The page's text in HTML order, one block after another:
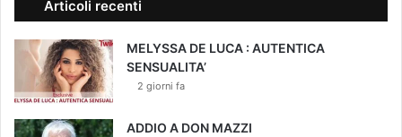
Articoli recenti
MELYSSA DE LUCA : AUTENTICA
SENSUALITA’
2 giorni fa
ADDIO A DON MAZZI